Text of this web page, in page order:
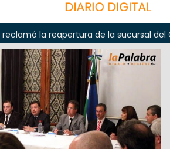
la reapertura de la sucursal del